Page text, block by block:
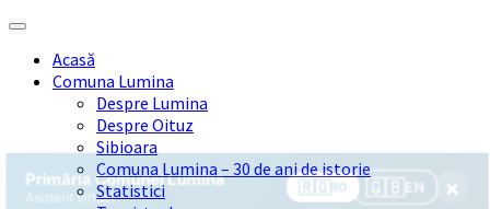
Skip
content
Skip
sidebar
Skip
right
sidebar
Skip
footerAcasă
Comuna Lumina
Despre Lumina
Despre Oituz
Sibioara
Comuna Lumina – 30 de ani de istorie
Statistici